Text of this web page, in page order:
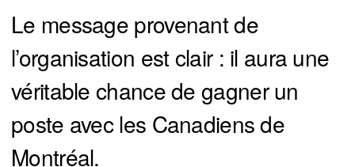
Le message provenant de
l’organisation est clair : il aura une
véritable chance de gagner un
poste avec les Canadiens de
Montréal.